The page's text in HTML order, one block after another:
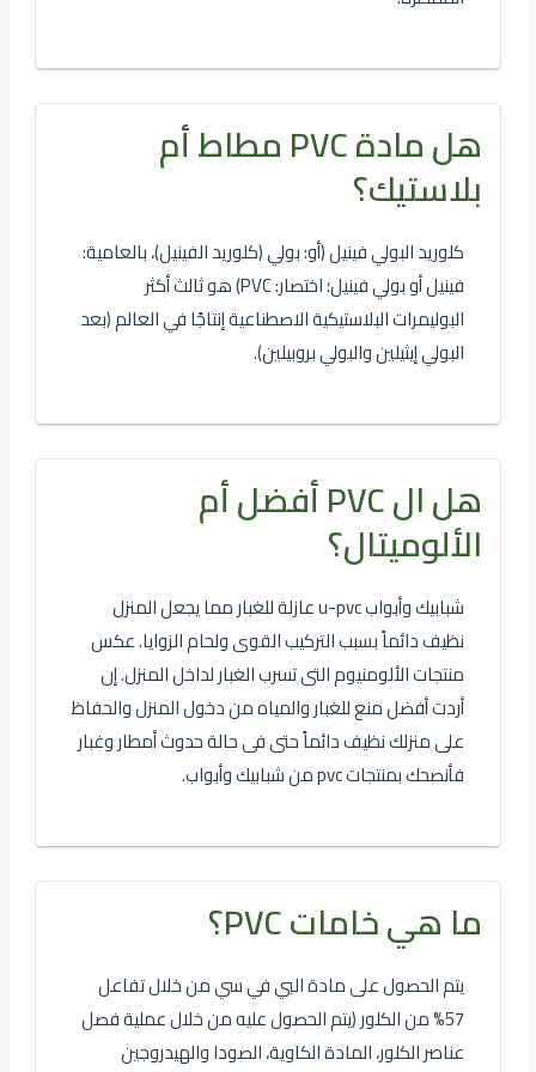
هل مادة PVC مطاط أم
بلاستيك؟
كلوريد البولي فينيل (أو: بولي (كلوريد الفينيل)، بالعامية:
فينيل أو بولي فينيل؛ اختصار: PVC) هو ثالث أكثر
البوليمرات البلاستيكية الاصطناعية إنتاجًا في العالم (بعد
البولي إيثيلين والبولي بروبيلين).
هل ال PVC أفضل أم
الألوميتال؟
شبابيك وأبواب u-pvc عازلة للغبار مما يجعل المنزل
نظيف دائماً بسبب التركيب القوى ولحام الزوايا. عكس
منتجات الألومنيوم التى تسرب الغبار لداخل المنزل. إن
أردت أفضل منع للغبار والمياه من دخول المنزل والحفاظ
على منزلك نظيف دائماً حتى فى حالة حدوث أمطار وغبار
فأنصحك بمنتجات pvc من شبابيك وأبواب.
ما هي خامات PVC؟
يتم الحصول على مادة البي في سي من خلال تفاعل
57% من الكلور (يتم الحصول عليه من خلال عملية فصل
عناصر الكلور، المادة الكاوية، الصودا والهيدروجين